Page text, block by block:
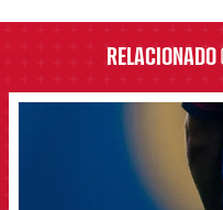
RELACIONADO